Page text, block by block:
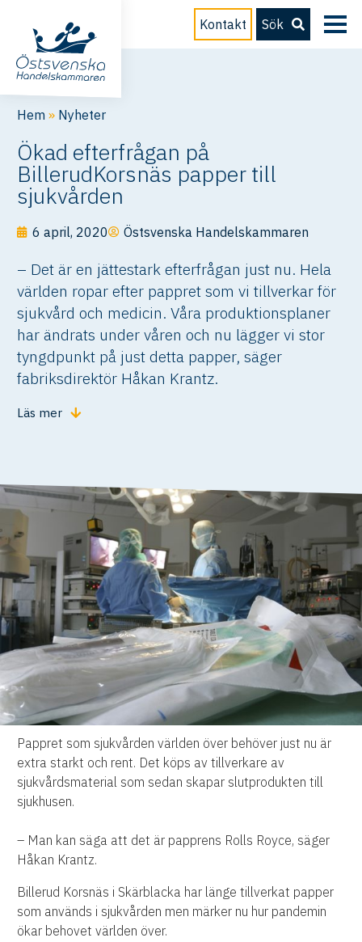
Kontakt Sök
Hem » Nyheter
Ökad efterfrågan på
BillerudKorsnäs papper till
sjukvården
6 april, 2020 Östsvenska Handelskammaren
– Det är en jättestark efterfrågan just nu. Hela
världen ropar efter pappret som vi tillverkar för
sjukvård och medicin. Våra produktionsplaner
har ändrats under våren och nu lägger vi stor
tyngdpunkt på just detta papper, säger
fabriksdirektör Håkan Krantz.
Läs mer
Pappret som sjukvården världen över behöver just nu är
extra starkt och rent. Det köps av tillverkare av
sjukvårdsmaterial som sedan skapar slutprodukten till
sjukhusen.
– Man kan säga att det är papprens Rolls Royce, säger
Håkan Krantz.
Billerud Korsnäs i Skärblacka har länge tillverkat papper
som används i sjukvården men märker nu hur pandemin
ökar behovet världen över.